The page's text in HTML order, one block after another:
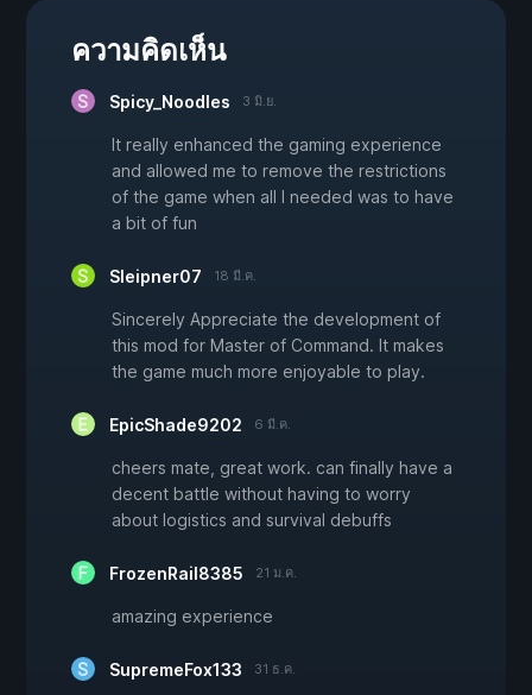
ความคิดเห็น
Spicy_Noodles 3 มิ.ย.
It really enhanced the gaming experience
and allowed me to remove the restrictions
of the game when all I needed was to have
a bit of fun
Sleipner07 18 มี.ค.
Sincerely Appreciate the development of
this mod for Master of Command. It makes
the game much more enjoyable to play.
EpicShade9202 6 มี.ค.
cheers mate, great work. can finally have a
decent battle without having to worry
about logistics and survival debuffs
FrozenRail8385 21 ม.ค.
amazing experience
SupremeFox133 31 ธ.ค.